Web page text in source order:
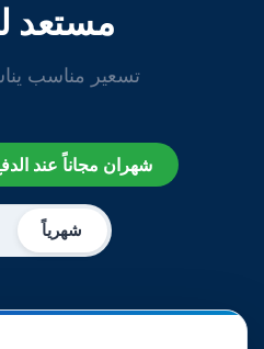
مستعد
تسعير مناسب
شهران مجاناً عند
شهرياً